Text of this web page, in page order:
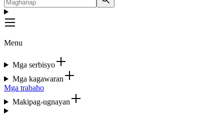
Menu
Mga serbisyo
Mga kagawaran
Mga trabaho
Makipag-ugnayan